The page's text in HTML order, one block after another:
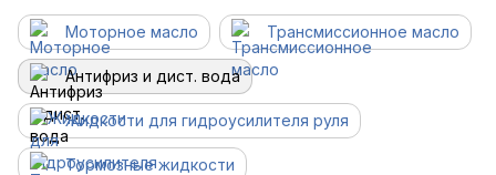
Моторное масло Трансмиссионное масло
Антифриз и дист. вода
Жидкости для гидроусилителя руля
Тормозные жидкости